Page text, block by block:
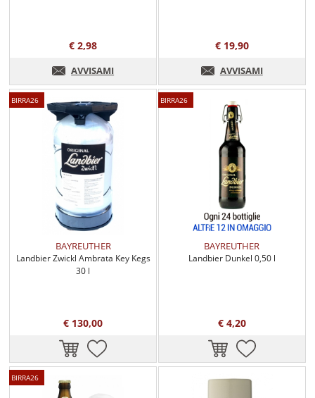
€ 2,98
AVVISAMI
€ 19,90
AVVISAMI
BIRRA26
BAYREUTHER
Landbier Zwickl Ambrata Key Kegs
30 l
€ 130,00
BIRRA26
BAYREUTHER
Landbier Dunkel 0,50 l
€ 4,20
BIRRA26